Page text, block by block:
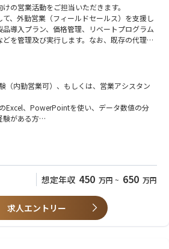
の営業活動をご担当いただきます。
、外勤営業（フィールドセールス）を支援し
導入プラン、価格管理、リベートプログラム
を管理及び実行します。なお、既存の代理店
公式ページからの小型新規案件のヒアリング
どもあります。
、または顧客様から頂くあらゆる商品のお問
く【ビフォア・サービス】・再購入の意欲
フター・サービス】などのサービスをいかに
どうかが売り上げに直結するため、非常に成
た営業スキルを身につけることのできる非常に
ます。
企画、価格管理、売上計画、在庫管理の提案
年間＞四半期＞月＞週の中長期の販売戦略の
管理、納期の管理と提案
（内勤営業可）、もしくは、営業アシスタン
Excel、PowerPointを使い、データ数値の分
験がある方
、販売台数と納期の管理などの実務経験があ
量・定性情報に基づく分析能力がある方
】
品での勤務経験がある方
る方
直販及び間接販売等の営業経験
ュニケーション能力がある方
想定年収 450 万円 ~ 650 万円
求人エントリー